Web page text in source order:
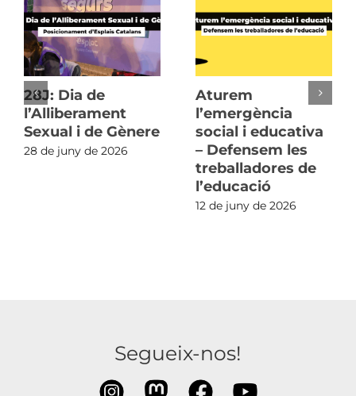
28J: Dia de
l’Alliberament
Sexual i de Gènere
28 de juny de 2026
Aturem
l’emergència
social i educativa
– Defensem les
treballadores de
l’educació
12 de juny de 2026
Segueix-nos!